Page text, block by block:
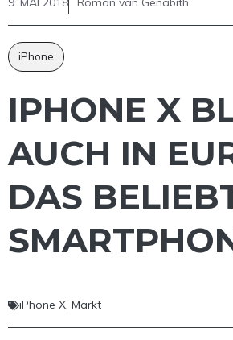
iPhone
IPHONE X
AUCH IN
DAS
iPhone X, Markt